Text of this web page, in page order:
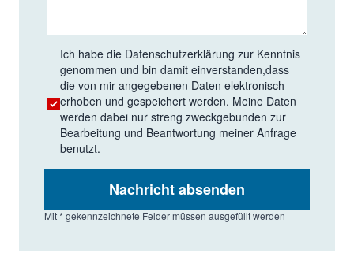
Ich habe die Datenschutzerklärung zur Kenntnis
genommen und bin damit einverstanden,dass
die von mir angegebenen Daten elektronisch
erhoben und gespeichert werden. Meine Daten
werden dabei nur streng zweckgebunden zur
Bearbeitung und Beantwortung meiner Anfrage
benutzt.
Nachricht absenden
Mit * gekennzeichnete Felder müssen ausgefüllt werden